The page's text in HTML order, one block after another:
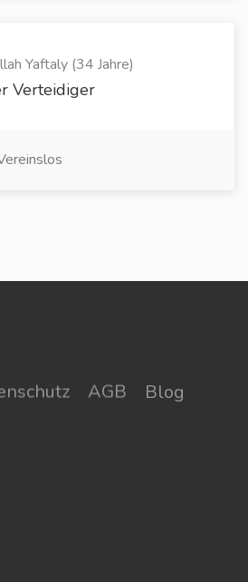
Yaftaly (34 Jahre)
Verteidiger
AGB
Blog